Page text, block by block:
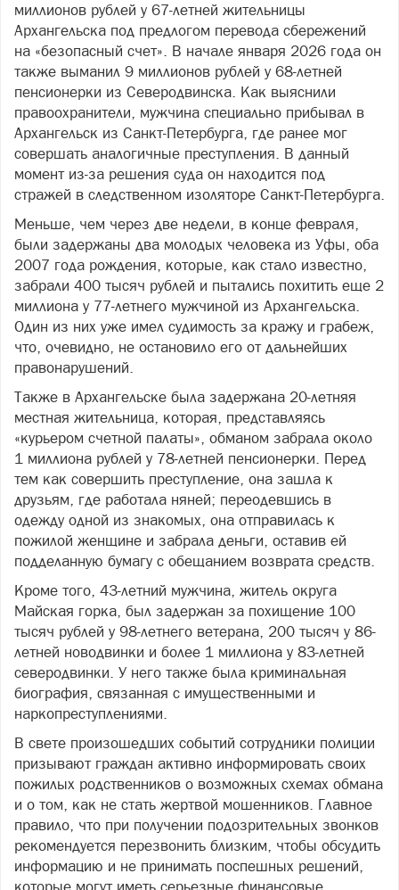
миллионов рублей у 67-летней жительницы
Архангельска под предлогом перевода сбережений
на «безопасный счет». В начале января 2026 года он
также выманил 9 миллионов рублей у 68-летней
пенсионерки из Северодвинска. Как выяснили
правоохранители, мужчина специально прибывал в
Архангельск из Санкт-Петербурга, где ранее мог
совершать аналогичные преступления. В данный
момент из-за решения суда он находится под
стражей в следственном изоляторе Санкт-Петербурга.
Меньше, чем через две недели, в конце февраля,
были задержаны два молодых человека из Уфы, оба
2007 года рождения, которые, как стало известно,
забрали 400 тысяч рублей и пытались похитить еще 2
миллиона у 77-летнего мужчиной из Архангельска.
Один из них уже имел судимость за кражу и грабеж,
что, очевидно, не остановило его от дальнейших
правонарушений.
Также в Архангельске была задержана 20-летняя
местная жительница, которая, представляясь
«курьером счетной палаты», обманом забрала около
1 миллиона рублей у 78-летней пенсионерки. Перед
тем как совершить преступление, она зашла к
друзьям, где работала няней; переодевшись в
одежду одной из знакомых, она отправилась к
пожилой женщине и забрала деньги, оставив ей
подделанную бумагу с обещанием возврата средств.
Кроме того, 43-летний мужчина, житель округа
Майская горка, был задержан за похищение 100
тысяч рублей у 98-летнего ветерана, 200 тысяч у 86-
летней новодвинки и более 1 миллиона у 83-летней
северодвинки. У него также была криминальная
биография, связанная с имущественными и
наркопреступлениями.
В свете произошедших событий сотрудники полиции
призывают граждан активно информировать своих
пожилых родственников о возможных схемах обмана
и о том, как не стать жертвой мошенников. Главное
правило, что при получении подозрительных звонков
рекомендуется перезвонить близким, чтобы обсудить
информацию и не принимать поспешных решений,